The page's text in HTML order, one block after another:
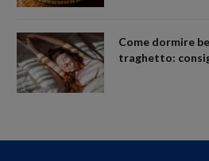
Come dormire
traghetto: